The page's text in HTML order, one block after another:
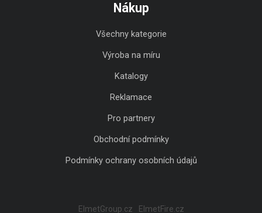
Nákup
Všechny kategorie
Výroba na míru
Katalogy
Reklamace
Pro partnery
Obchodní podmínky
Podmínky ochrany osobních údajů
ElmetGroup.cz ElmetFire.cz